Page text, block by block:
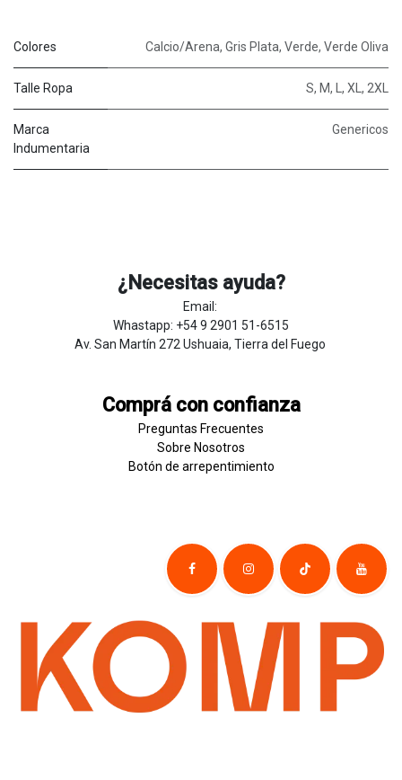
Colores Calcio/Arena, Gris Plata, Verde, Verde Oliva
Talle Ropa S, M, L , XL , 2XL
Marca
Indumentaria
Genericos
¿Necesitas ayuda?
Email:
Whastapp: +54 9 2901 51-6515
Av. San Martín 272 Ushuaia, Tierra del Fuego
Comprá con confianza
Preguntas Frecuentes
Sobre Nosotros
Botón de ​arrepentim​​​iento